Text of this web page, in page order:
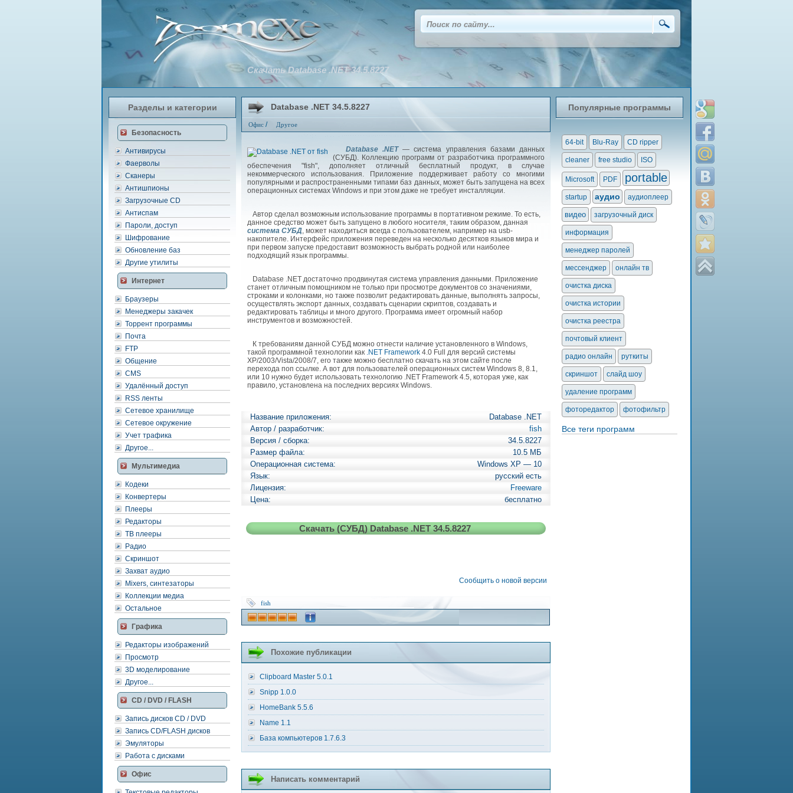
Разделы и категории
Безопасность
Антивирусы
Фаерволы
Сканеры
Антишпионы
Загрузочные CD
Антиспам
Пароли, доступ
Шифрование
Обновление баз
Другие утилиты
Интернет
Браузеры
Менеджеры закачек
Торрент программы
Почта
FTP
Общение
CMS
Удалённый доступ
RSS ленты
Сетевое хранилище
Сетевое окружение
Учет трафика
Другое...
Мультимедиа
Кодеки
Конвертеры
Плееры
Редакторы
ТВ плееры
Радио
Скриншот
Захват аудио
Mixers, синтезаторы
Коллекции медиа
Остальное
Графика
Редакторы изображений
Просмотр
3D моделирование
Другое...
CD / DVD / FLASH
Запись дисков CD / DVD
Запись CD/FLASH дисков
Эмуляторы
Работа с дисками
Офис
Database .NET 34.5.8227
Офис / Другое
Скачать Database .NET 34.5.8227
Database .NET— система управления базами данных
(СУБД). Коллекцию программ от разработчика программного
обеспечения "fish", дополняет отличный бесплатный продукт, в случае
некоммерческого использования. Приложение поддерживает работу со многими
популярными и распространенными типами баз данных, может быть запущена на всех
операционных системах Windows и при этом даже не требует инсталляции.
Автор сделал возможным использование программы в портативном режиме. То есть,
данное средство может быть запущено в любого носителя, таким образом, данная
система СУБД, может находиться всегда с пользователем, например на usb-
накопителе. Интерфейс приложения переведен на несколько десятков языков мира и
при первом запуске предоставит возможность выбрать родной или наиболее
подходящий язык программы.
Database .NET достаточно продвинутая система управления данными. Приложение
станет отличным помощником не только при просмотре документов со значениями,
строками и колонками, но также позволит редактировать данные, выполнять запросы,
осуществлять экспорт данных, создавать сценарии скриптов, создавать и
редактировать таблицы и много другого. Программа имеет огромный набор
инструментов и возможностей.
К требованиям данной СУБД можно отнести наличие установленного в Windows,
такой программной технологии как .NET Framework 4.0 Full для версий системы
XP/2003/Vista/2008/7, его также можно бесплатно скачать на этом сайте после
перехода поп ссылке. А вот для пользователей операционных систем Windows 8, 8.1,
или 10 нужно будет использовать технологию .NET Framework 4.5, которая уже, как
правило, установлена на последних версиях Windows.
Database
.NET
—
система
управления
базами
данных
(СУБД).
Коллекцию
программ
от
программного
"fish",
использования.
Приложение
поддерживает
работу
многими
популярными
и
типами
баз
данных,
может
быть
запущена
на
всех
операционных
системах
и
при
этом
Название приложения:
Database .NET
Автор / разработчик:
fish
Версия / сборка:
34.5.8227
Размер файла:
10.5 МБ
Операционная система:
Windows XP — 10
Язык:
русский есть
Лицензия:
Freeware
Цена:
бесплатно
Скачать (СУБД) Database .NET 34.5.8227
Сообщить о новой версии
fish
Похожие публикации
Clipboard Master 5.0.1
Snipp 1.0.0
HomeBank 5.5.6
Name 1.1
База компьютеров 1.7.6.3
Написать комментарий
Популярные программы
64-bit Blu-Ray CD ripper
cleaner free studio ISO
Microsoft PDF portable
startup аудио аудиоплеер
видео загрузочный диск
информация
менеджер паролей
мессенджер онлайн тв
очистка диска
очистка истории
очистка реестра
почтовый клиент
радио онлайн руткиты
скриншот слайд шоу
удаление программ
фоторедактор фотофильтр
Все теги программ